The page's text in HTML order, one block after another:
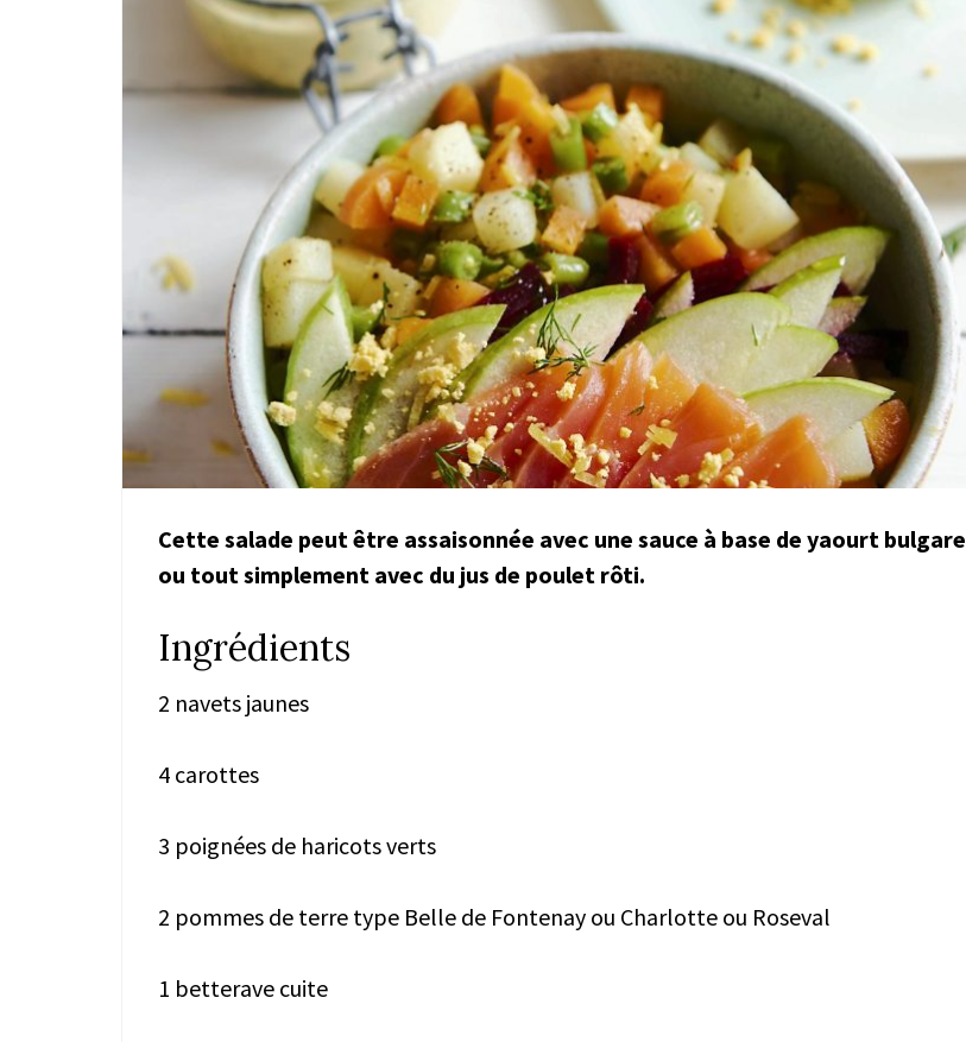
Cette salade peut être assaisonnée avec une sauce à base de yaourt bulgare
ou tout simplement avec du jus de poulet rôti.
Ingrédients
2 navets jaunes
4 carottes
3 poignées de haricots verts
2 pommes de terre type Belle de Fontenay ou Charlotte ou Roseval
1 betterave cuite